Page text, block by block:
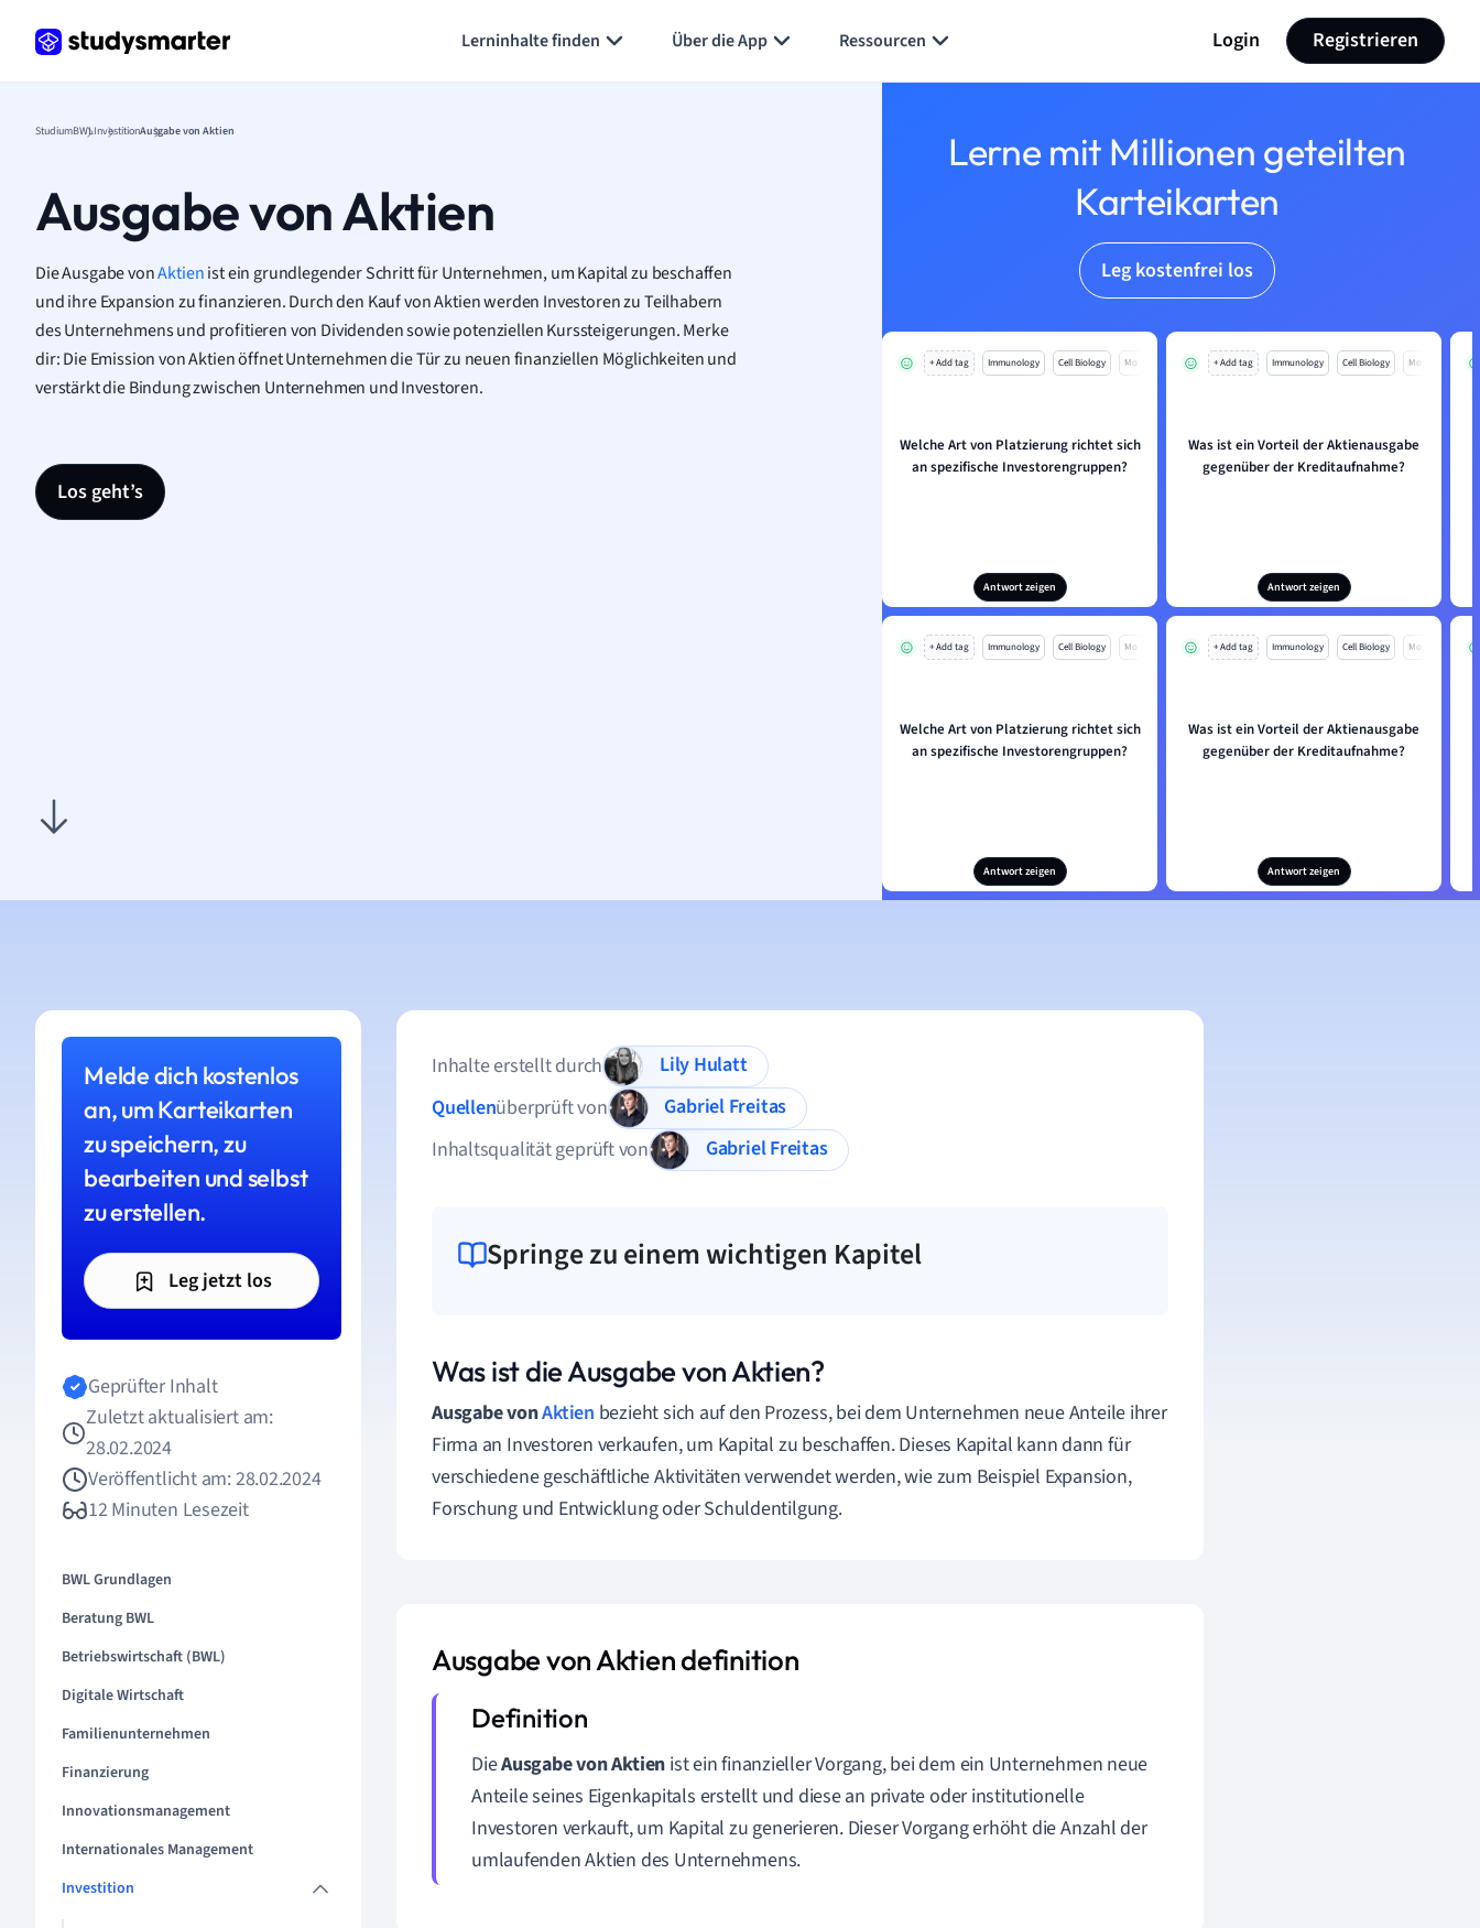
Lerninhalte finden Über die App Ressourcen Login Registrieren
StudiumBWLInvestitionAusgabe von Aktien
Ausgabe von Aktien
Die Ausgabe vonAktienist ein grundlegender Schritt für Unternehmen, um Kapital zu beschaffen
und ihre Expansion zu finanzieren. Durch den Kauf von Aktien werden Investoren zu Teilhabern
des Unternehmens und profitieren von Dividenden sowie potenziellen Kurssteigerungen. Merke
dir: Die Emission von Aktien öffnet Unternehmen die Tür zu neuen finanziellen Möglichkeiten und
verstärkt die Bindung zwischen Unternehmen und Investoren.
Los geht’s
Lerne mit Millionen geteilten
Karteikarten
Leg kostenfrei los
+ Add tag Immunology Cell Biology Mo
Welche Art von Platzierung richtet sich
an spezifische Investorengruppen?
Antwort zeigen
+ Add tag Immunology Cell Biology Mo
Was ist ein Vorteil der Aktienausgabe
gegenüber der Kreditaufnahme?
Antwort zeigen
+ Add tag Immunology Cell Biology Mo
Welche Art von Platzierung richtet sich
an spezifische Investorengruppen?
Antwort zeigen
+ Add tag Immunology Cell Biology Mo
Was ist ein Vorteil der Aktienausgabe
gegenüber der Kreditaufnahme?
Antwort zeigen
Melde dich kostenlos
an, um Karteikarten
zu speichern, zu
bearbeiten und selbst
zu erstellen.
Leg jetzt los
Geprüfter Inhalt
Zuletzt aktualisiert am:
28.02.2024
Veröffentlicht am: 28.02.2024
12 Minuten Lesezeit
BWL Grundlagen
Beratung BWL
Betriebswirtschaft (BWL)
Digitale Wirtschaft
Familienunternehmen
Finanzierung
Innovationsmanagement
Internationales Management
Investition
Inhalte erstellt durch
Lily Hulatt
Quellenüberprüft von
Gabriel Freitas
Inhaltsqualität geprüft von
Gabriel Freitas
Springe zu einem wichtigen Kapitel
Was ist die Ausgabe von Aktien?
Ausgabe vonAktien bezieht sich auf den Prozess, bei dem Unternehmen neue Anteile ihrer
Firma an Investoren verkaufen, um Kapital zu beschaffen. Dieses Kapital kann dann für
verschiedene geschäftliche Aktivitäten verwendet werden, wie zum Beispiel Expansion,
Forschung und Entwicklung oder Schuldentilgung.
Ausgabe von Aktien definition
DieAusgabe von Aktien ist ein finanzieller Vorgang, bei dem ein Unternehmen neue
Anteile seines Eigenkapitals erstellt und diese an private oder institutionelle
Investoren verkauft, um Kapital zu generieren. Dieser Vorgang erhöht die Anzahl der
umlaufenden Aktien des Unternehmens.